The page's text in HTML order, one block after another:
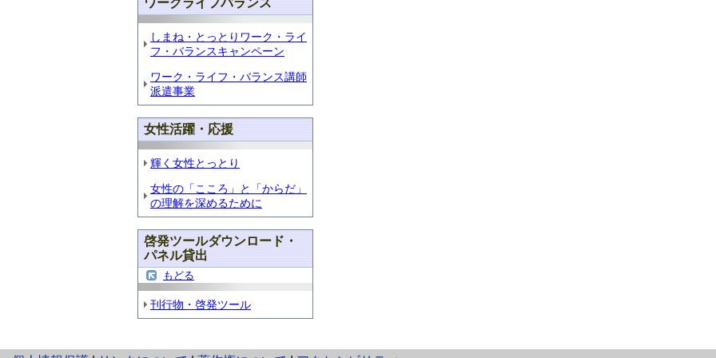
ワークライフバランス
しまね・とっとりワーク・ライ
フ・バランスキャンペーン
ワーク・ライフ・バランス講師
派遣事業
女性活躍・応援
輝く女性とっとり
女性の「こころ」と「からだ」
の理解を深めるために
啓発ツールダウンロード・
パネル貸出
もどる
刊行物・啓発ツール